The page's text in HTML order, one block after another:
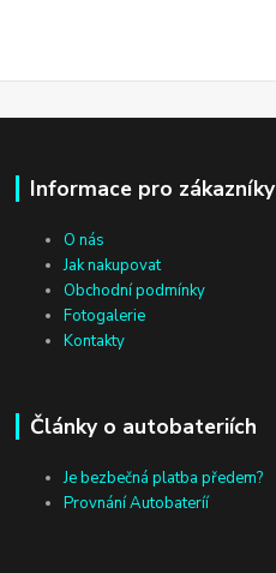
Informace pro zákazníky
O nás
Jak nakupovat
Obchodní podmínky
Fotogalerie
Kontakty
Články o autobateriích
Je bezbečná platba předem?
Provnání Autobateríí